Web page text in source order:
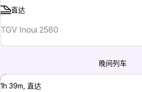
直达
TGV Inoui 2580
晚间列车
1h 39m, 直达